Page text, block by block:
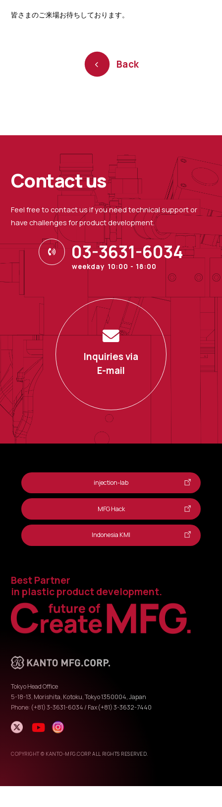
皆さまのご来場お待ちしております。
Back
Contact us
Feel free to contact us if you need technical support or
have challenges for product development.
03-3631-6034
weekday 10:00 - 18:00
Inquiries via
E-mail
injection-lab
MFG Hack
Indonesia KMI
Best Partner
in plastic product development.
Tokyo Head Office
5-18-13, Morishita, Kotoku, Tokyo 1350004, Japan
Phone: (+81) 3-3631-6034 / Fax(+81) 3-3632-7440
COPYRIGHT © KANTO-MFG.CORP. ALL RIGHTS RESERVED.